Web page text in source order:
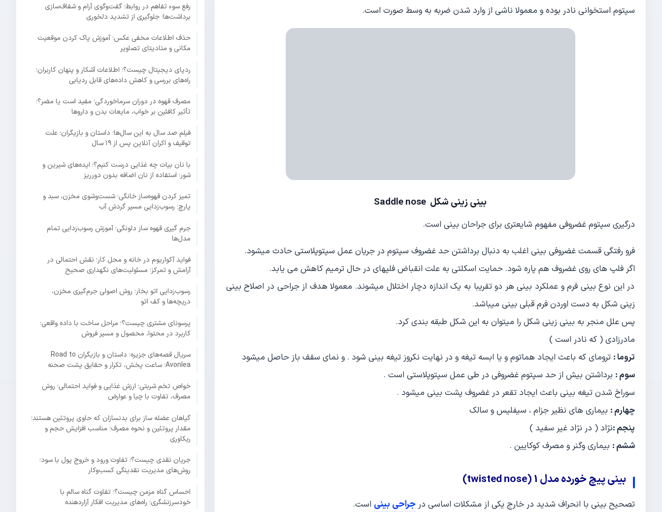
سپتوم استخوانی نادر بوده و معمولا ناشی از وارد شدن ضربه به وسط صورت است.
بینی زینی شکل Saddle nose
درگیری سپتوم غضروفی مفهوم شایعتری برای جراحان بینی است.
فرو رفتگی قسمت غضروفی بینی اغلب به دنبال برداشتن حد غضروف سپتوم در جریان عمل سپتوپلاستی حادث میشود.
اگر فلپ های روی غضروف هم پاره شود. حمایت اسکلتی به علت انقباض فلپهای در حال ترمیم کاهش می یابد.
در این نوع بینی فرم و عملکرد بینی هر دو تقریبا به یک اندازه دچار اختلال میشوند. معمولا هدف از جراحی در اصلاح بینی
زینی شکل به دست اوردن فرم قبلی بینی میباشد.
پس علل منجر به بینی زینی شکل را میتوان به این شکل طبقه بندی کرد.
مادرزادی ( که نادر است )
تروما : ترومای که باعث ایجاد هماتوم و یا ابسه تیغه و در نهایت نکروز تیغه بینی شود . و نمای سقف باز حاصل میشود
سوم : برداشتن بیش از حد سپتوم غضروفی در طی عمل سپتوپلاستی است .
سوراخ شدن تیغه بینی باعث ایجاد تقعر در غضروف پشت بینی میشود .
چهارم : بیماری های نظیر جزام ، سیفلیس و سالک
پنجم :نژاد ( در نژاد غیر سفید )
ششم : بیماری وگنر و مصرف کوکایین .
بینی پیچ خورده مدل 1 (twisted nose)
تصحیح بینی با انحراف شدید در خارج یکی از مشکلات اساسی در جراحی بینی است.
رفع سوء تفاهم در روابط؛ گفت‌وگوی آرام و شفاف‌سازی
برداشت‌ها؛ جلوگیری از تشدید دلخوری
حذف اطلاعات مخفی عکس؛ آموزش پاک کردن موقعیت
مکانی و متادیتای تصاویر
ردپای دیجیتال چیست؟؛ اطلاعات آشکار و پنهان کاربران؛
راه‌های بررسی و کاهش داده‌های قابل ردیابی
مصرف قهوه در دوران سرماخوردگی؛ مفید است یا مضر؟؛
تأثیر کافئین بر خواب، مایعات بدن و داروها
فیلم صد سال به این سال‌ها؛ داستان و بازیگران؛ علت
توقیف و اکران آنلاین پس از ۱۹ سال
با نان بیات چه غذایی درست کنیم؟؛ ایده‌های شیرین و
شور؛ استفاده از نان اضافه بدون دورریز
تمیز کردن قهوه‌ساز خانگی؛ شست‌وشوی مخزن، سبد و
پارچ؛ رسوب‌زدایی مسیر گردش آب
جرم گیری قهوه ساز دلونگی؛ آموزش رسوب‌زدایی تمام
مدل‌ها
فواید آکواریوم در خانه و محل کار؛ نقش احتمالی در
آرامش و تمرکز؛ مسئولیت‌های نگهداری صحیح
رسوب‌زدایی اتو بخار؛ روش اصولی جرم‌گیری مخزن،
دریچه‌ها و کف اتو
پرسونای مشتری چیست؟؛ مراحل ساخت با داده واقعی؛
کاربرد در محتوا، محصول و مسیر فروش
سریال قصه‌های جزیره؛ داستان و بازیگران Road to
Avonlea؛ ساعت پخش، تکرار و حقایق پشت صحنه
خواص تخم شربتی؛ ارزش غذایی و فواید احتمالی؛ روش
مصرف، تفاوت با چیا و عوارض
گیاهان عضله ساز برای بدنسازان که حاوی پروتئین هستند؛
مقدار پروتئین و نحوه مصرف؛ مناسب افزایش حجم و
ریکاوری
جریان نقدی چیست؟؛ تفاوت ورود و خروج پول با سود؛
روش‌های مدیریت نقدینگی کسب‌وکار
احساس گناه مزمن چیست؟؛ تفاوت گناه سالم با
خودسرزنشگری؛ راه‌های مدیریت افکار آزاردهنده